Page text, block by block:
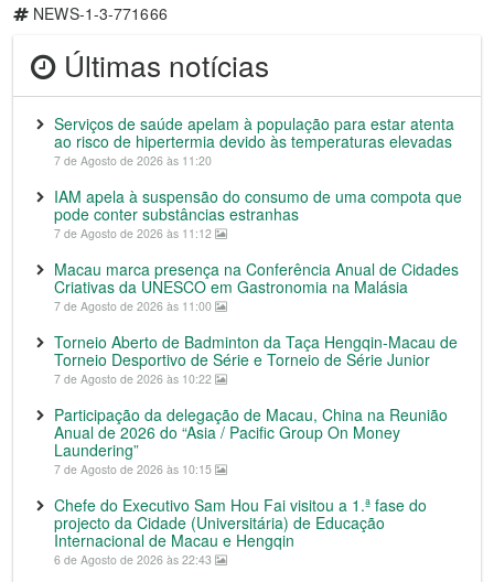
NEWS-1-3-771666
Últimas notícias
Serviços de saúde apelam à população para estar atenta
ao risco de hipertermia devido às temperaturas elevadas
7 de Agosto de 2026 às 11:20
IAM apela à suspensão do consumo de uma compota que
pode conter substâncias estranhas
7 de Agosto de 2026 às 11:12
Macau marca presença na Conferência Anual de Cidades
Criativas da UNESCO em Gastronomia na Malásia
7 de Agosto de 2026 às 11:00
Torneio Aberto de Badminton da Taça Hengqin-Macau de
Torneio Desportivo de Série e Torneio de Série Junior
7 de Agosto de 2026 às 10:22
Participação da delegação de Macau, China na Reunião
Anual de 2026 do “Asia / Pacific Group On Money
Laundering”
7 de Agosto de 2026 às 10:15
Chefe do Executivo Sam Hou Fai visitou a 1.ª fase do
projecto da Cidade (Universitária) de Educação
Internacional de Macau e Hengqin
6 de Agosto de 2026 às 22:43